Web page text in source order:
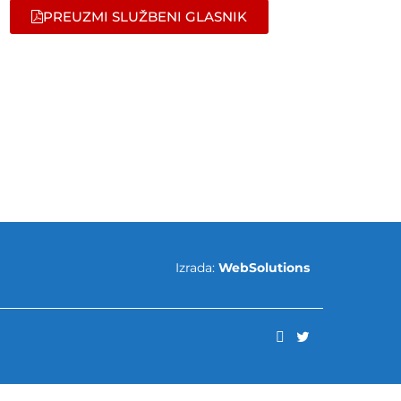
PREUZMI SLUŽBENI GLASNIK
Izrada: WebSolutions